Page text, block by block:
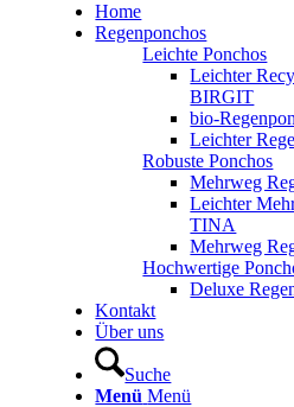
Home
Regenponchos
Leichte Ponchos
Leichter
BIRGIT
bio-
Leichter
Robuste Ponchos
Mehrweg
Leichter
TINA
Mehrweg
Hochwertige
Deluxe
Kontakt
Über uns
Suche
Menü Menü